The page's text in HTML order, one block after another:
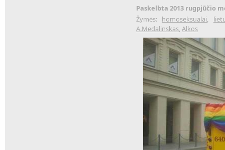
Paskelbta 2013 rugpjūčio
Žymės: homoseksualai,
A.Medalinskas, Alkos